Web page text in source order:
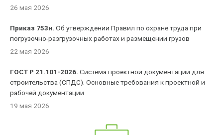
26 мая 2026
Приказ 753н. Об утверждении Правил по охране труда при
погрузочно-разгрузочных работах и размещении грузов
22 мая 2026
ГОСТ Р 21.101-2026. Система проектной документации для
строительства (СПДС). Основные требования к проектной и
рабочей документации
19 мая 2026